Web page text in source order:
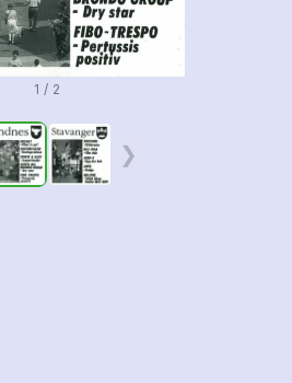
1 / 2
❯